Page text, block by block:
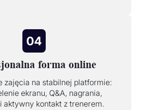
04
forma online
zajęcia na stabilnej platformie:
ekranu, Q&A, nagrania,
aktywny kontakt z trenerem.